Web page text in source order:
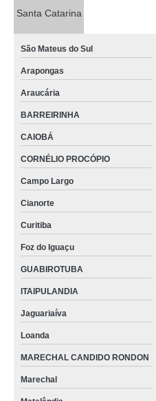
Santa Catarina
São Mateus do Sul
Arapongas
Araucária
BARREIRINHA
CAIOBÁ
CORNÉLIO PROCÓPIO
Campo Largo
Cianorte
Curitiba
Foz do Iguaçu
GUABIROTUBA
ITAIPULANDIA
Jaguariaíva
Loanda
MARECHAL CANDIDO RONDON
Marechal